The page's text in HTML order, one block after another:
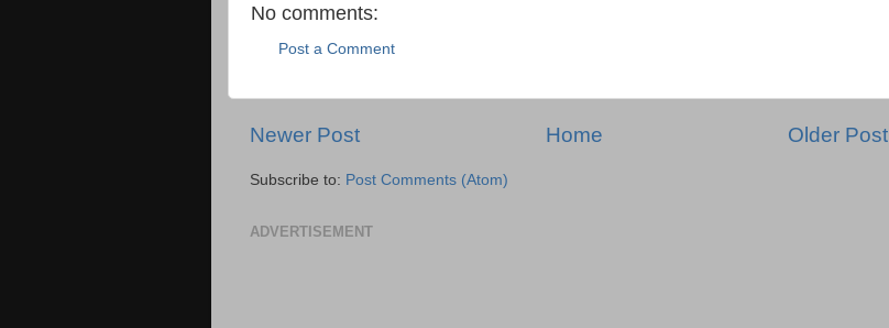
No comments:
Post a Comment
Newer Post Older Post
Home
Subscribe to: Post Comments (Atom)
ADVERTISEMENT